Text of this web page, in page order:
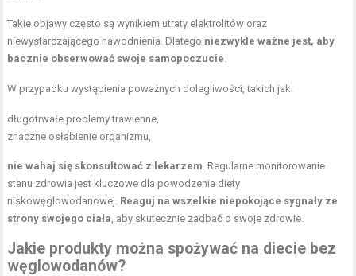
Takie objawy często są wynikiem utraty elektrolitów oraz
niewystarczającego nawodnienia. Dlatego niezwykle ważne jest, aby
bacznie obserwować swoje samopoczucie
W przypadku wystąpienia poważnych dolegliwości, takich jak:
długotrwałe problemy trawienne,
znaczne osłabienie organizmu,
nie wahaj się skonsultować z lekarzem . Regularne monitorowanie
stanu zdrowia jest kluczowe dla powodzenia diety
niskowęglowodanowej. Reaguj na wszelkie niepokojące sygnały ze
strony swojego ciała , aby skutecznie zadbać o swoje zdrowie.
Jakie produkty można spożywać na diecie bez
węglowodanów?